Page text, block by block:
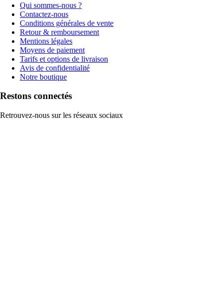
Qui sommes-nous ?
Contactez-nous
Conditions générales de vente
Retour & remboursement
Mentions légales
Moyens de paiement
Tarifs et options de livraison
Avis de confidentialité
Notre boutique
Restons connectés
Retrouvez-nous sur les réseaux sociaux